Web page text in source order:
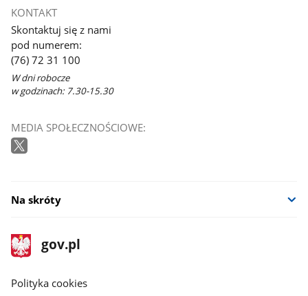
KONTAKT
Skontaktuj się z nami
pod numerem:
(76) 72 31 100
W dni robocze
w godzinach: 7.30-15.30
MEDIA SPOŁECZNOŚCIOWE:
Na skróty
stopka
gov.pl
Strona
gov.pl
gov.pl
Polityka cookies